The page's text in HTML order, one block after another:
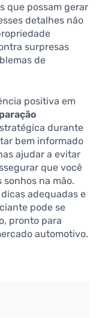
que possam gerar
detalhes não
surpresas
de
positiva em
durante
bem informado
ajudar a evitar
que você
sonhos na mão.
adequadas e
pode se
pronto para
automotivo.